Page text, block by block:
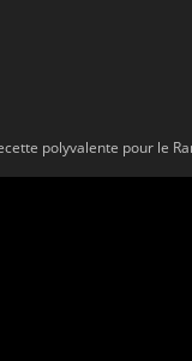
polyvalente pour le